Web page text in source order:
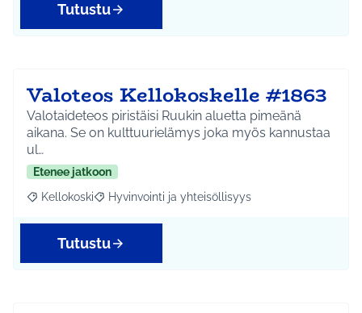
Tutustu
Valoteos Kellokoskelle #1863
Valotaideteos piristäisi Ruukin aluetta pimeänä
aikana. Se on kulttuurielämys joka myös kannustaa
ul…
Etenee jatkoon
Rajaa tulokset aihepiirin mukaan: Kellokoski
Kellokoski Rajaa tulokset teeman mukaan: Hyvinvointi ja
Hyvinvointi ja yhteisöllisyys
Tutustu